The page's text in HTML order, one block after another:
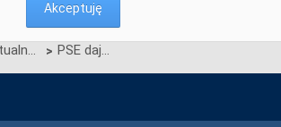
Akceptuję
Aktualności > PSE dają szkołom moc!